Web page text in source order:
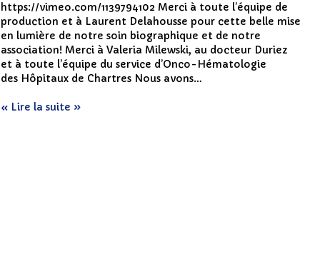
https://vimeo.com/1139794102 Merci à toute l’équipe de
production et à Laurent Delahousse pour cette belle mise
en lumière de notre soin biographique et de notre
association! Merci à Valeria Milewski, au docteur Duriez
et à toute l’équipe du service d’Onco-Hématologie
des Hôpitaux de Chartres Nous avons…
« Lire la suite »